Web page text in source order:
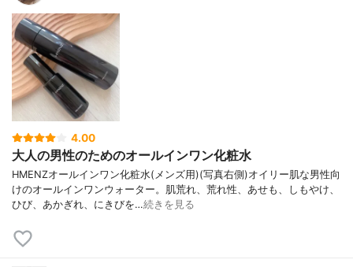
4.00
大人の男性のためのオールインワン化粧水
HMENZオールインワン化粧水(メンズ用)(写真右側)オイリー肌な男性向
けのオールインワンウォーター。肌荒れ、荒れ性、あせも、しもやけ、
ひび、あかぎれ、にきびを…続きを見る